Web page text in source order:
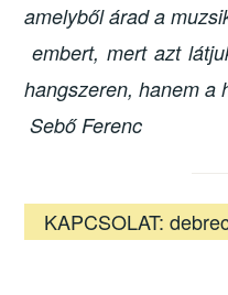
amelyből árad a
embert, mert azt látjuk, hogy nem csak játszol a
hangszeren, hanem a
Sebő Ferenc
KAPCSOLAT: